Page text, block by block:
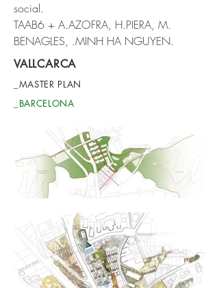
social.
TAAB6 + A.AZOFRA, H.PIERA, M.
BENAGLES, .MINH HA NGUYEN.
VALLCARCA
_MASTER PLAN
_BARCELONA